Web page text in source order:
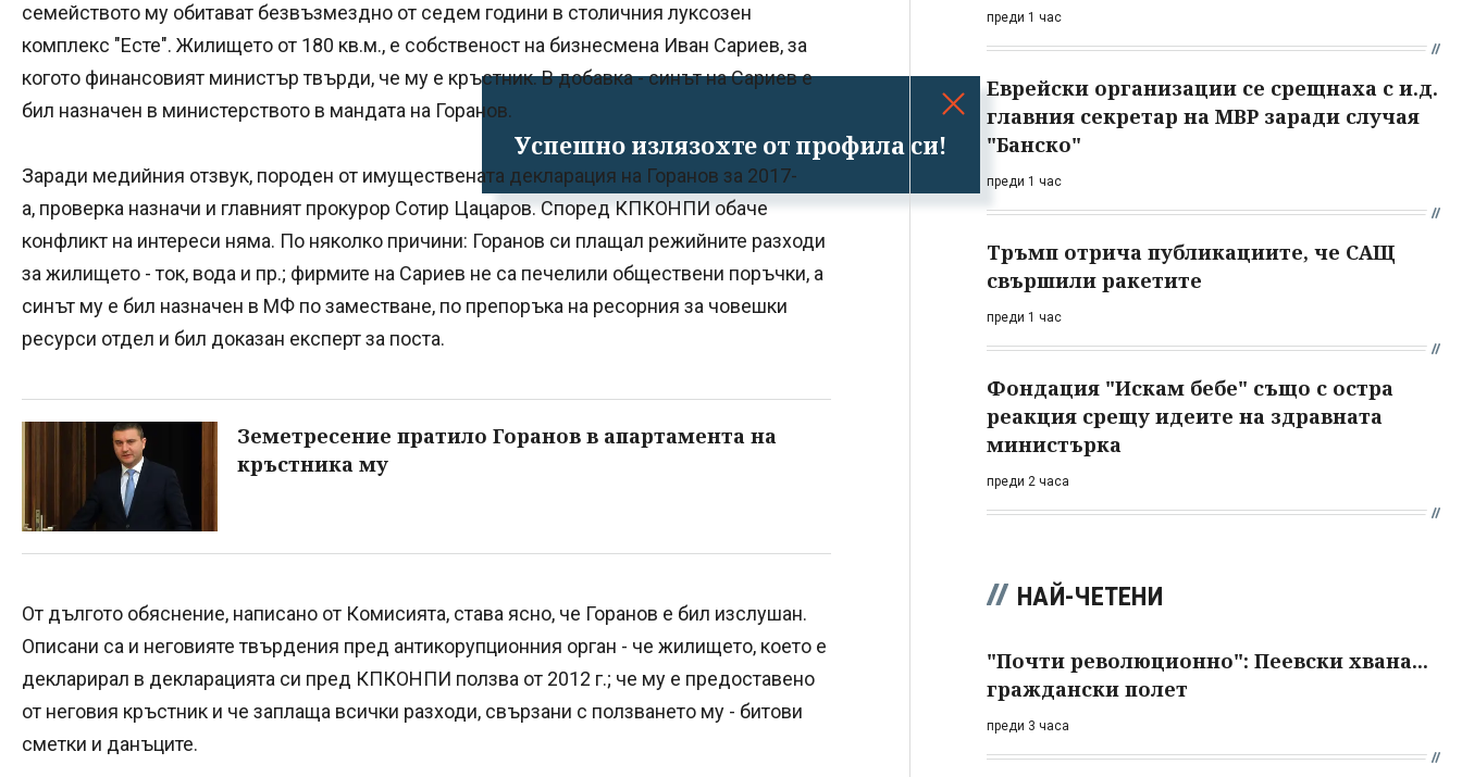
Успешно излязохте от профила си!
семейството му обитават безвъзмездно от седем години в столичния луксозен
комплекс "Есте". Жилището от 180 кв.м., е собственост на бизнесмена Иван Сариев, за
когото финансовият министър твърди, че му е кръстник. В добавка - синът на Сариев е
бил назначен в министерството в мандата на Горанов.
Заради медийния отзвук, породен от имуществената декларация на Горанов за 2017-
а, проверка назначи и главният прокурор Сотир Цацаров. Според КПКОНПИ обаче
конфликт на интереси няма. По няколко причини: Горанов си плащал режийните разходи
за жилището - ток, вода и пр.; фирмите на Сариев не са печелили обществени поръчки, а
синът му е бил назначен в МФ по заместване, по препоръка на ресорния за човешки
ресурси отдел и бил доказан експерт за поста.
Земетресение пратило Горанов в апартамента на
кръстника му
От дългото обяснение, написано от Комисията, става ясно, че Горанов е бил изслушан.
Описани са и неговияте твърдения пред антикорупционния орган - че жилището, което е
декларирал в декларацията си пред КПКОНПИ ползва от 2012 г.; че му е предоставенo
от неговия кръстник и че заплаща всички разходи, свързани с ползването му - битови
сметки и данъците.
преди 1 час
Еврейски организации се срещнаха с и.д.
главния секретар на МВР заради случая
"Банско"
преди 1 час
Тръмп отрича публикациите, че САЩ
свършили ракетите
преди 1 час
Фондация "Искам бебе" също с остра
реакция срещу идеите на здравната
министърка
преди 2 часа
НАЙ-ЧЕТЕНИ
"Почти революционно": Пеевски хвана...
граждански полет
преди 3 часа